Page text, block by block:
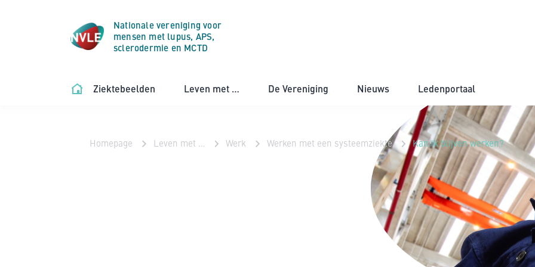
Nationale vereniging voor
mensen met lupus, APS,
sclerodermie en MCTD
Ziektebeelden Leven met … De Vereniging Nieuws Ledenportaal
Homepage Leven met … Werk Werken met een systeemziekte Kan ik blijven werken?